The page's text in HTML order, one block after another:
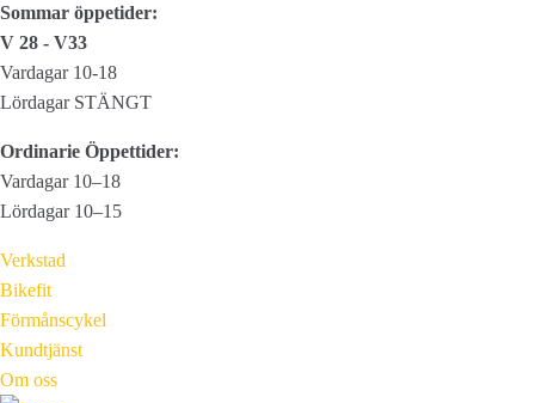
MaxxTerra
DD/TR
mängd
Sommar öppetider:
V 28 - V33
Vardagar 10-18
Lördagar STÄNGT
Ordinarie Öppettider:
Vardagar 10–18
Lördagar 10–15
Verkstad
Bikefit
Förmånscykel
Kundtjänst
Om oss